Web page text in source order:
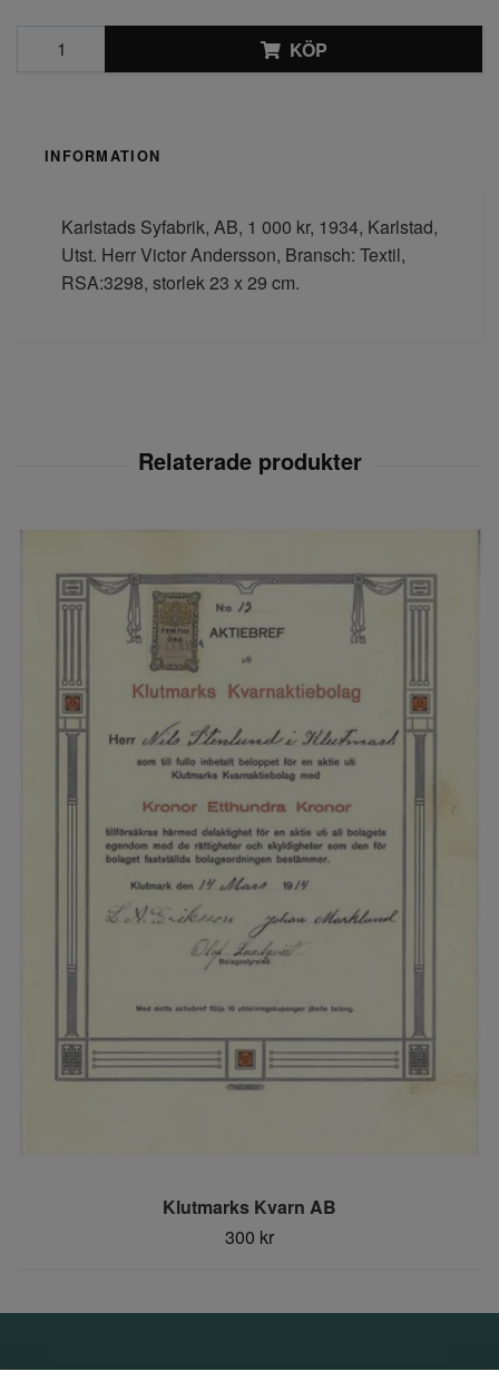
KÖP
INFORMATION
Karlstads Syfabrik, AB, 1 000 kr, 1934, Karlstad,
Utst. Herr Victor Andersson, Bransch: Textil,
RSA:3298, storlek 23 x 29 cm.
Klutmarks Kvarn AB
300 kr